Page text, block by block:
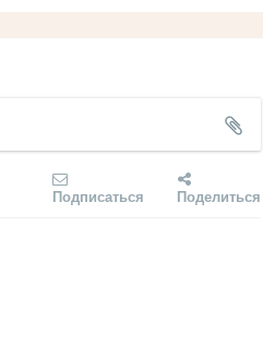
Подписаться Поделиться